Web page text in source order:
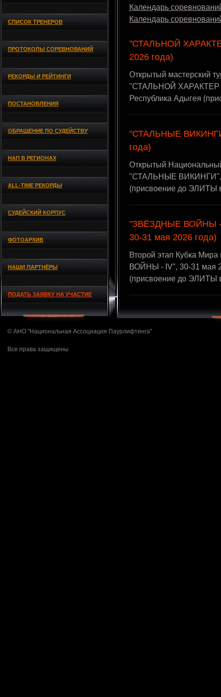
СПИСОК ТРЕНЕРОВ
ПРОТОКОЛЫ СОРЕВНОВАНИЙ
РЕКОРДЫ И РЕЙТИНГИ
ПОСТАНОВЛЕНИЯ
ОБРАЩЕНИЕ ПО СУДЕЙСТВУ
НАП В РЕГИОНАХ
ALL-TIME РЕКОРДЫ
СУДЕЙСКИЙ КОРПУС
ФОТОАРХИВ
НАШИ ПАРТНЁРЫ
ПОДАТЬ ЗАЯВКУ НА УЧАСТИЕ
Календарь
Календарь
"СТАЛЬНОЙ
2026 года)
Открытый мастерский
"СТАЛЬНОЙ ХАРАКТЕР -
Республика Адыгея
"СТАЛЬНЫЕ
года)
Открытый
"СТАЛЬНЫЕ ВИКИНГИ",
(присвоение до ЭЛИТЫ
"ЗВЁЗДНЫЕ ВОЙНЫ -
30-31 мая 2026 года)
Второй этап Кубка
ВОЙНЫ - IV", 30-31 мая
(присвоение до ЭЛИТЫ
© АНО "Национальная Ассоциация Паурлифтинга"
Все права защищены